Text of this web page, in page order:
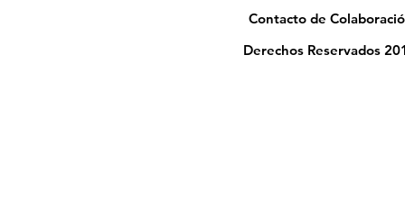
Contacto de
Derechos Reservados